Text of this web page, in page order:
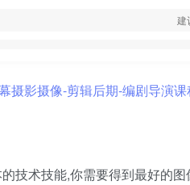
建
技术技能,你需要得到最好的